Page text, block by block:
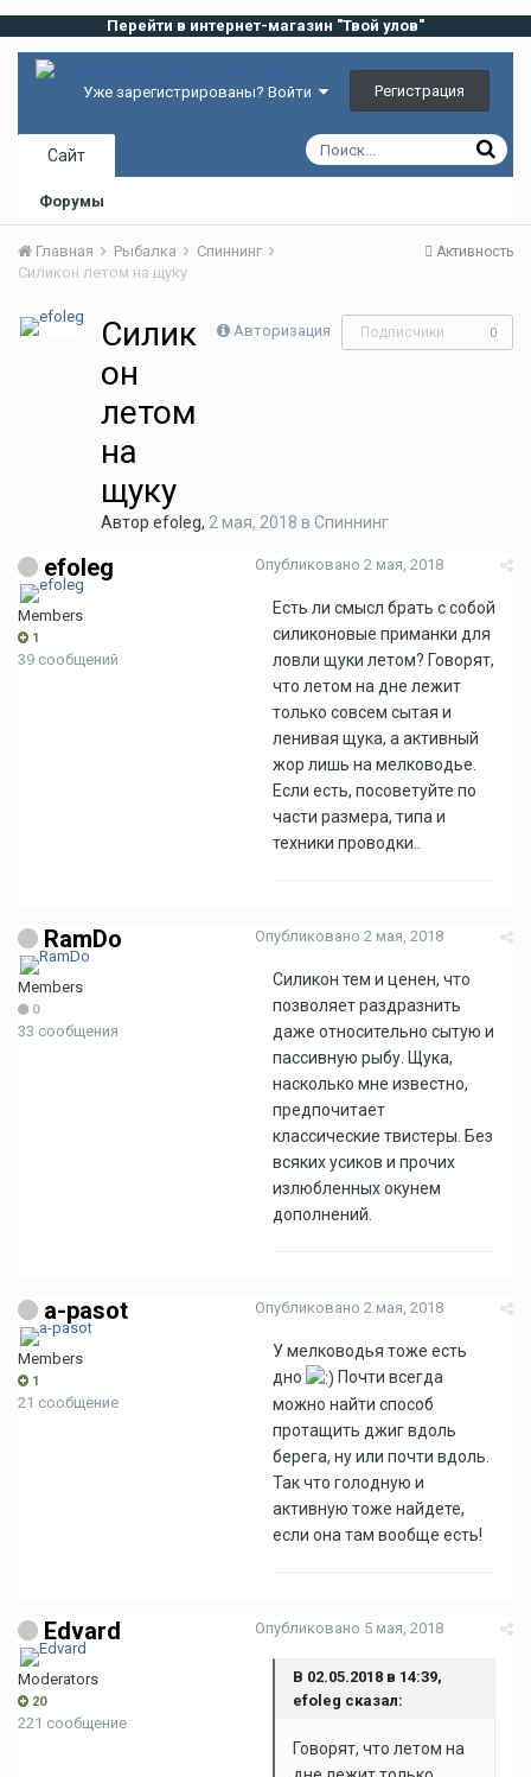
Перейти в интернет-магазин "Твой улов"
Уже зарегистрированы? Войти Регистрация
Сайт
Форумы
Активность
Главная Рыбалка
Спиннинг
Силикон летом на щуку
Авторизация Подписчики 0
Силик
он
летом
на
щуку
Автор efoleg, 2 мая, 2018 в Спиннинг
efoleg
Members
1
39 сообщений
Опубликовано 2 мая, 2018
Есть ли смысл брать с собой
силиконовые приманки для
ловли щуки летом? Говорят,
что летом на дне лежит
только совсем сытая и
ленивая щука, а активный
жор лишь на мелководье.
Если есть, посоветуйте по
части размера, типа и
техники проводки..
RamDo
Members
0
33 сообщения
Опубликовано 2 мая, 2018
Силикон тем и ценен, что
позволяет раздразнить
даже относительно сытую и
пассивную рыбу. Щука,
насколько мне известно,
предпочитает
классические твистеры. Без
всяких усиков и прочих
излюбленных окунем
дополнений.
a-pasot
Members
1
21 сообщение
Опубликовано 2 мая, 2018
У мелководья тоже есть
дно
Почти всегда
можно найти способ
протащить джиг вдоль
берега, ну или почти вдоль.
Так что голодную и
активную тоже найдете,
если она там вообще есть!
Edvard
Moderators
20
221 сообщение
Опубликовано 5 мая, 2018
В 02.05.2018 в 14:39,
efoleg сказал:
Говорят, что летом на